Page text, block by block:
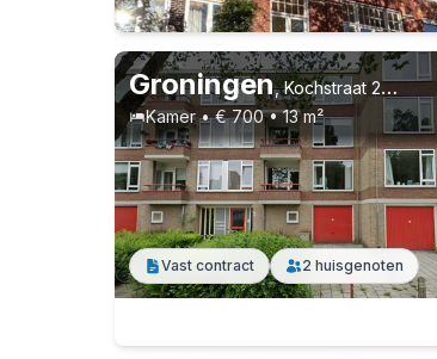
Vast contract 1 huisgenoot
Groningen,Kochstraat 28, Stadsparkwijk
Kamer • € 700 • 13 m²
Vast contract 2 huisgenoten